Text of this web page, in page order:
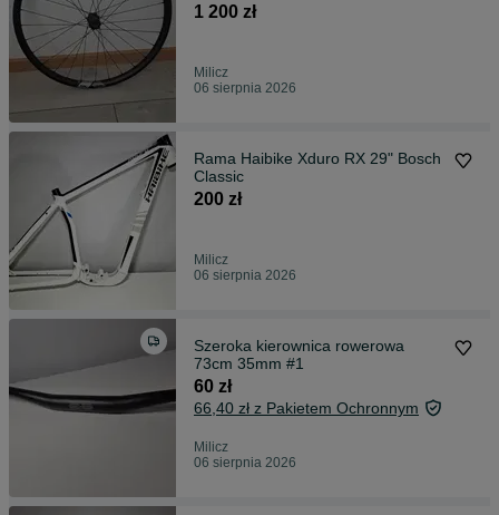
1 200 zł
Milicz
06 sierpnia 2026
Rama Haibike Xduro RX 29" Bosch
Classic
200 zł
Milicz
06 sierpnia 2026
Szeroka kierownica rowerowa
73cm 35mm #1
60 zł
66,40 zł z Pakietem Ochronnym
Milicz
06 sierpnia 2026